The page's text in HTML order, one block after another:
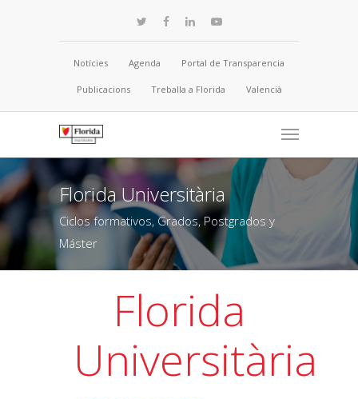
Notícies Agenda Portal de Transparencia
Publicacions Treballa a Florida Valencià
Florida Universitària
Ciclos formativos, Grados, Postgrados y
Máster
Florida
Universitària